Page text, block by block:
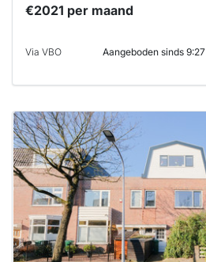
€2021 per maand
Via VBO Aangeboden sinds 9:27
Deze woning
is
waarschijnlijk
al verhuurd
Om kans te
maken moet je
binnen 15
minuten
reageren.
Stekkies helpt
je hierbij!